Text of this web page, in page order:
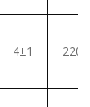
4±1 220